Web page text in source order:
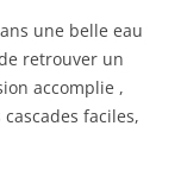
une belle eau
retrouver un
accomplie ,
faciles,